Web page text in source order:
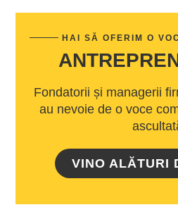
HAI SĂ OFERIM O
Fondatorii și managerii
au nevoie de o voce
VINO ALĂTURI